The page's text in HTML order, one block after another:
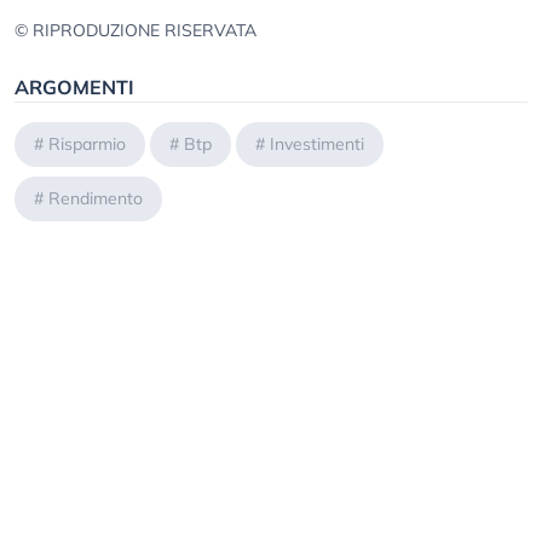
© RIPRODUZIONE RISERVATA
ARGOMENTI
# Risparmio # Btp # Investimenti
# Rendimento